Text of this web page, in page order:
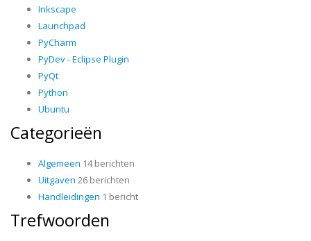
Inkscape
Launchpad
PyCharm
PyDev - Eclipse Plugin
PyQt
Python
Ubuntu
Categorieën
Algemeen 14 berichten
Uitgaven 26 berichten
Handleidingen 1 bericht
Trefwoorden